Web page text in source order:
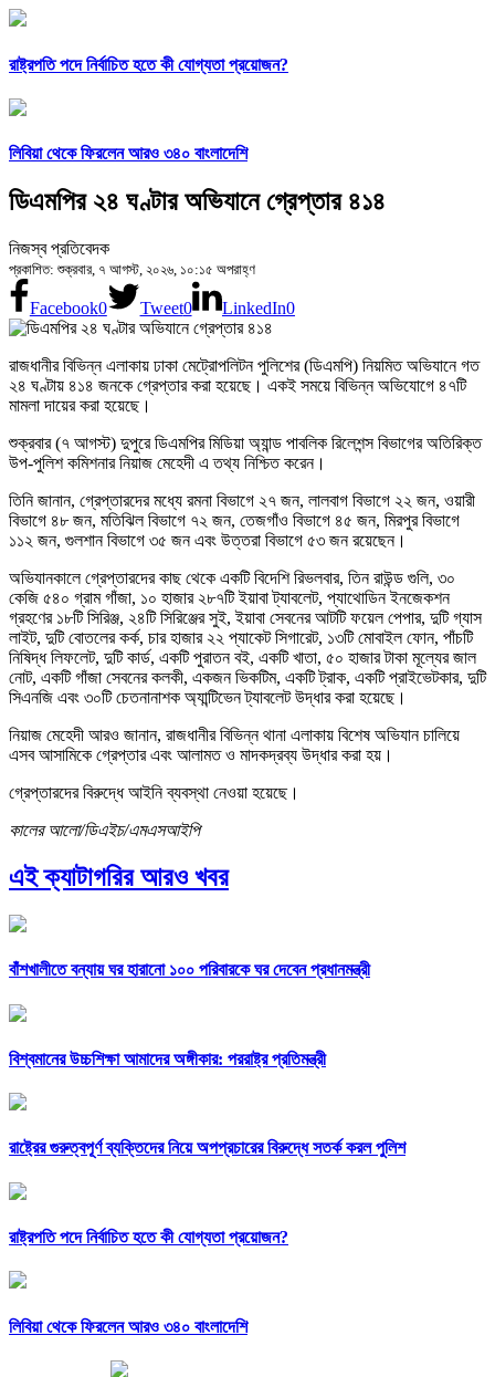
রাষ্ট্রপতি পদে নির্বাচিত হতে কী যোগ্যতা প্রয়োজন?
লিবিয়া থেকে ফিরলেন আরও ৩৪০ বাংলাদেশি
ডিএমপির ২৪ ঘণ্টার অভিযানে গ্রেপ্তার ৪১৪
নিজস্ব প্রতিবেদক
প্রকাশিত: শুক্রবার, ৭ আগস্ট, ২০২৬, ১০:১৫ অপরাহ্ণ
Facebook0 Tweet0 LinkedIn0
রাজধানীর বিভিন্ন এলাকায় ঢাকা মেট্রোপলিটন পুলিশের (ডিএমপি) নিয়মিত অভিযানে গত
২৪ ঘণ্টায় ৪১৪ জনকে গ্রেপ্তার করা হয়েছে। একই সময়ে বিভিন্ন অভিযোগে ৪৭টি
মামলা দায়ের করা হয়েছে।
শুক্রবার (৭ আগস্ট) দুপুরে ডিএমপির মিডিয়া অ্যান্ড পাবলিক রিলেশন্স বিভাগের অতিরিক্ত
উপ-পুলিশ কমিশনার নিয়াজ মেহেদী এ তথ্য নিশ্চিত করেন।
তিনি জানান, গ্রেপ্তারদের মধ্যে রমনা বিভাগে ২৭ জন, লালবাগ বিভাগে ২২ জন, ওয়ারী
বিভাগে ৪৮ জন, মতিঝিল বিভাগে ৭২ জন, তেজগাঁও বিভাগে ৪৫ জন, মিরপুর বিভাগে
১১২ জন, গুলশান বিভাগে ৩৫ জন এবং উত্তরা বিভাগে ৫৩ জন রয়েছেন।
অভিযানকালে গ্রেপ্তারদের কাছ থেকে একটি বিদেশি রিভলবার, তিন রাউন্ড গুলি, ৩০
কেজি ৫৪০ গ্রাম গাঁজা, ১০ হাজার ২৮৭টি ইয়াবা ট্যাবলেট, প্যাথোডিন ইনজেকশন
গ্রহণের ১৮টি সিরিঞ্জ, ২৪টি সিরিঞ্জের সুই, ইয়াবা সেবনের আটটি ফয়েল পেপার, দুটি গ্যাস
লাইট, দুটি বোতলের কর্ক, চার হাজার ২২ প্যাকেট সিগারেট, ১৩টি মোবাইল ফোন, পাঁচটি
নিষিদ্ধ লিফলেট, দুটি কার্ড, একটি পুরাতন বই, একটি খাতা, ৫০ হাজার টাকা মূল্যের জাল
নোট, একটি গাঁজা সেবনের কলকী, একজন ভিকটিম, একটি ট্রাক, একটি প্রাইভেটকার, দুটি
সিএনজি এবং ৩০টি চেতনানাশক অ্যান্টিভেন ট্যাবলেট উদ্ধার করা হয়েছে।
নিয়াজ মেহেদী আরও জানান, রাজধানীর বিভিন্ন থানা এলাকায় বিশেষ অভিযান চালিয়ে
এসব আসামিকে গ্রেপ্তার এবং আলামত ও মাদকদ্রব্য উদ্ধার করা হয়।
গ্রেপ্তারদের বিরুদ্ধে আইনি ব্যবস্থা নেওয়া হয়েছে।
কালের আলো/ডিএইচ/এমএসআইপি
এই ক্যাটাগরির আরও খবর
বাঁশখালীতে বন্যায় ঘর হারানো ১০০ পরিবারকে ঘর দেবেন প্রধানমন্ত্রী
বিশ্বমানের উচ্চশিক্ষা আমাদের অঙ্গীকার: পররাষ্ট্র প্রতিমন্ত্রী
রাষ্ট্রের গুরুত্বপূর্ণ ব্যক্তিদের নিয়ে অপপ্রচারের বিরুদ্ধে সতর্ক করল পুলিশ
রাষ্ট্রপতি পদে নির্বাচিত হতে কী যোগ্যতা প্রয়োজন?
লিবিয়া থেকে ফিরলেন আরও ৩৪০ বাংলাদেশি